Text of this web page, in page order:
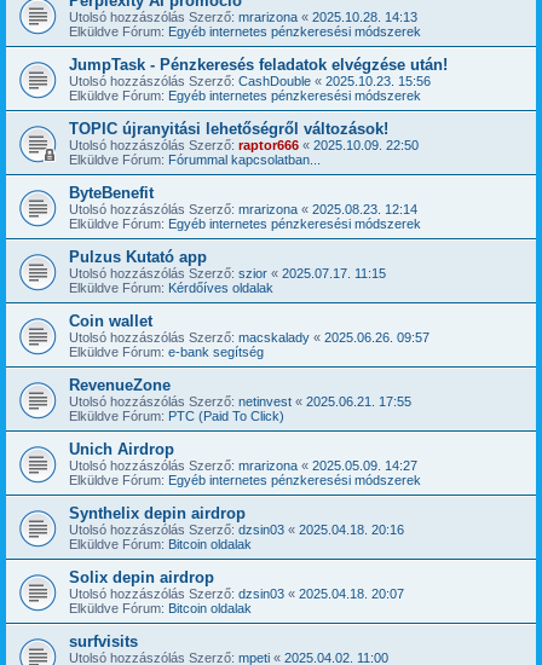
Utolsó hozzászólás Szerző: mrarizona « 2025.10.28. 14:13
Elküldve Fórum: Egyéb internetes pénzkeresési módszerek
JumpTask - Pénzkeresés feladatok elvégzése után!
Utolsó hozzászólás Szerző: CashDouble « 2025.10.23. 15:56
Elküldve Fórum: Egyéb internetes pénzkeresési módszerek
TOPIC újranyitási lehetőségről változások!
Utolsó hozzászólás Szerző: raptor666 « 2025.10.09. 22:50
Elküldve Fórum: Fórummal kapcsolatban...
ByteBenefit
Utolsó hozzászólás Szerző: mrarizona « 2025.08.23. 12:14
Elküldve Fórum: Egyéb internetes pénzkeresési módszerek
Pulzus Kutató app
Utolsó hozzászólás Szerző: szior « 2025.07.17. 11:15
Elküldve Fórum: Kérdőíves oldalak
Coin wallet
Utolsó hozzászólás Szerző: macskalady « 2025.06.26. 09:57
Elküldve Fórum: e-bank segítség
RevenueZone
Utolsó hozzászólás Szerző: netinvest « 2025.06.21. 17:55
Elküldve Fórum: PTC (Paid To Click)
Unich Airdrop
Utolsó hozzászólás Szerző: mrarizona « 2025.05.09. 14:27
Elküldve Fórum: Egyéb internetes pénzkeresési módszerek
Synthelix depin airdrop
Utolsó hozzászólás Szerző: dzsin03 « 2025.04.18. 20:16
Elküldve Fórum: Bitcoin oldalak
Solix depin airdrop
Utolsó hozzászólás Szerző: dzsin03 « 2025.04.18. 20:07
Elküldve Fórum: Bitcoin oldalak
surfvisits
Utolsó hozzászólás Szerző: mpeti « 2025.04.02. 11:00